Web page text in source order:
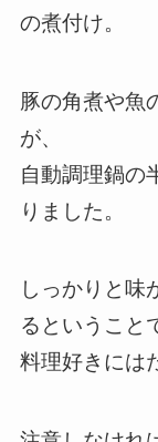
の煮付け。
豚の角煮や魚
が、
自動調理鍋の
りました。
しっかりと味
るということ
料理好きには